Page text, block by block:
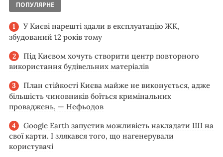
ПОПУЛЯРНЕ
У Києві нарешті здали в експлуатацію ЖК,
збудований 12 років тому
Під Києвом хочуть створити центр повторного
використання будівельних матеріалів
План стійкості Києва майже не виконується, адже
більшість чиновників боїться кримінальних
проваджень, — Нефьодов
Google Earth запустив можливість накладати ШІ на
свої карти. І злякався того, що нагенерували
користувачі